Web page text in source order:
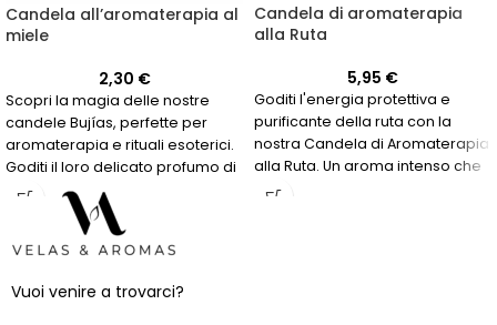
Candela all’aromaterapia al
miele
2,30 €
Scopri la magia delle nostre
candele Bujías, perfette per
aromaterapia e rituali esoterici.
Goditi il loro delicato profumo di
miele mentre ti rilassi per oltre
Candela di aromaterapia
alla Ruta
5,95 €
Goditi l'energia protettiva e
purificante della ruta con la
nostra Candela di Aromaterapia
alla Ruta. Un aroma intenso che
ti aiuterà a pulire e proteggere
Vuoi venire a trovarci?